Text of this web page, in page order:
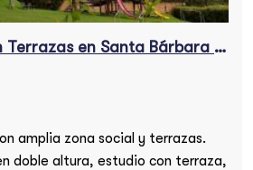
Apartamento con Terrazas en Santa Bárbara Alta
amplia zona social y terrazas.
doble altura, estudio con terraza,